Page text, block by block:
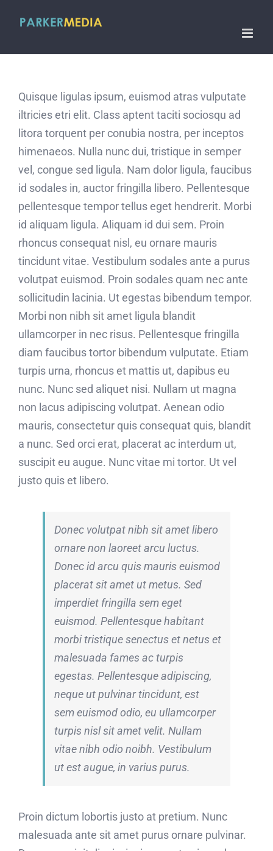
Quisque ligulas ipsum, euismod atras vulputate
iltricies etri elit. Class aptent taciti sociosqu ad
litora torquent per conubia nostra, per inceptos
himenaeos. Nulla nunc dui, tristique in semper
vel, congue sed ligula. Nam dolor ligula, faucibus
id sodales in, auctor fringilla libero. Pellentesque
pellentesque tempor tellus eget hendrerit. Morbi
id aliquam ligula. Aliquam id dui sem. Proin
rhoncus consequat nisl, eu ornare mauris
tincidunt vitae. Vestibulum sodales ante a purus
volutpat euismod. Proin sodales quam nec ante
sollicitudin lacinia. Ut egestas bibendum tempor.
Morbi non nibh sit amet ligula blandit
ullamcorper in nec risus. Pellentesque fringilla
diam faucibus tortor bibendum vulputate. Etiam
turpis urna, rhoncus et mattis ut, dapibus eu
nunc. Nunc sed aliquet nisi. Nullam ut magna
non lacus adipiscing volutpat. Aenean odio
mauris, consectetur quis consequat quis, blandit
a nunc. Sed orci erat, placerat ac interdum ut,
suscipit eu augue. Nunc vitae mi tortor. Ut vel
justo quis et libero.
Donec volutpat nibh sit amet libero
ornare non laoreet arcu luctus.
Donec id arcu quis mauris euismod
placerat sit amet ut metus. Sed
imperdiet fringilla sem eget
euismod. Pellentesque habitant
morbi tristique senectus et netus et
malesuada fames ac turpis
egestas. Pellentesque adipiscing,
neque ut pulvinar tincidunt, est
sem euismod odio, eu ullamcorper
turpis nisl sit amet velit. Nullam
vitae nibh odio noibh. Vestibulum
ut est augue, in varius purus.
Proin dictum lobortis justo at pretium. Nunc
malesuada ante sit amet purus ornare pulvinar.